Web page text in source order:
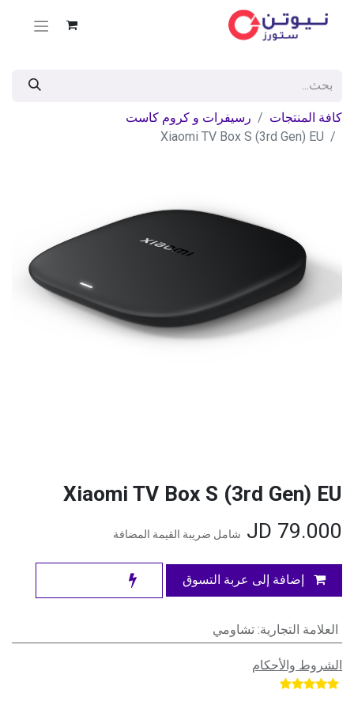
كافة المنتجات
رسيفرات و كروم كاست
Xiaomi TV Box S (3rd Gen) EU
Xiaomi TV Box S (3rd Gen) EU
79.000
شامل ضريبة القيمة المضافة
إضافة إلى عربة التسوق
العلامة التجارية: تشاومي
الشروط والأحكام